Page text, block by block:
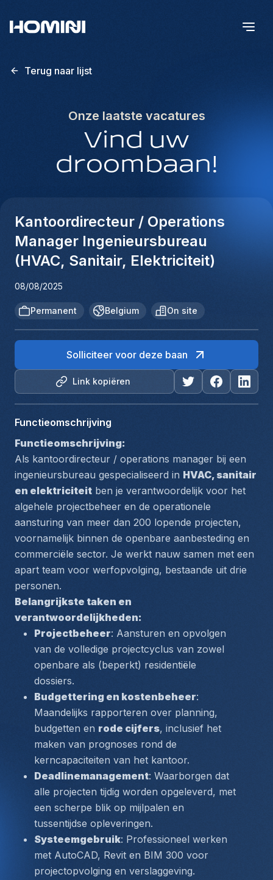
Terug naar lijst
Onze laatste vacatures
Vind uw
droombaan!
Kantoordirecteur / Operations
Manager Ingenieursbureau
(HVAC, Sanitair, Elektriciteit)
08/08/2025
Permanent Belgium On site
Link kopiëren
Solliciteer voor deze baan
Functieomschrijving
Functieomschrijving:
Als kantoordirecteur / operations manager bij een
ingenieursbureau gespecialiseerd in HVAC, sanitair
en elektriciteit
algehele projectbeheer en de operationele
aansturing van meer dan 200 lopende projecten,
voornamelijk binnen de openbare aanbesteding en
commerciële sector. Je werkt nauw samen met een
apart team voor werfopvolging, bestaande uit drie
personen.
Belangrijkste taken en
verantwoordelijkheden:
Projectbeheer: Aansturen en opvolgen
van de volledige projectcyclus van zowel
openbare als (beperkt) residentiële
dossiers.
Budgettering en kostenbeheer:
Maandelijks rapporteren over planning,
budgetten en rode cijfers, inclusief het
maken van prognoses rond de
kerncapaciteiten van het kantoor.
Deadlinemanagement: Waarborgen dat
alle projecten tijdig worden opgeleverd, met
een scherpe blik op mijlpalen en
tussentijdse opleveringen.
Systeemgebruik: Professioneel werken
met AutoCAD, Revit en BIM 300 voor
projectopvolging en verslaggeving.